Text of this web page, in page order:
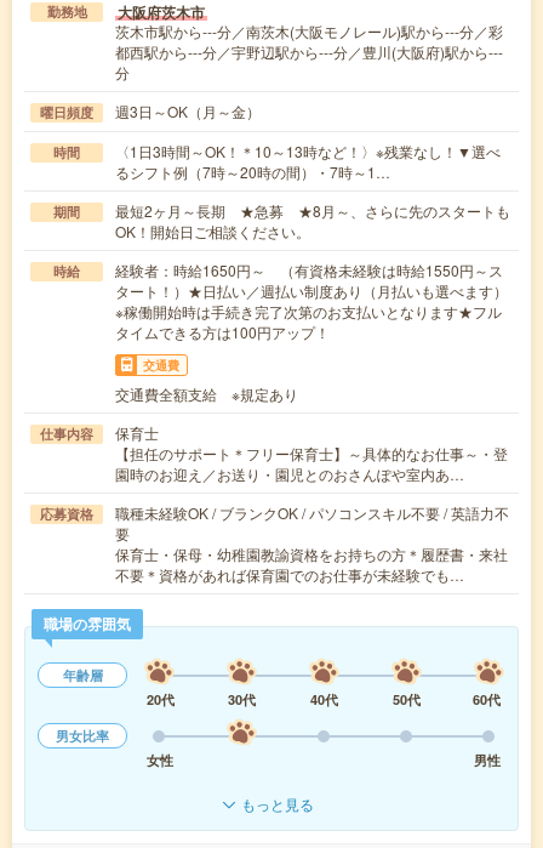
勤務地 大阪府茨木市
茨木市駅から---分／南茨木(大阪モノレール)駅から---分／彩
都西駅から---分／宇野辺駅から---分／豊川(大阪府)駅から---
分
曜日頻度 週3日～OK（月～金）
時間
〈1日3時間～OK！＊10～13時など！〉※残業なし！▼選べ
るシフト例（7時～20時の間）・7時～1…
期間
最短2ヶ月～長期 ★急募 ★8月～、さらに先のスタートも
OK！開始日ご相談ください。
時給
経験者：時給1650円～ （有資格未経験は時給1550円～ス
タート！）★日払い／週払い制度あり（月払いも選べます）
※稼働開始時は手続き完了次第のお支払いとなります★フル
タイムできる方は100円アップ！
交通費
交通費全額支給 ※規定あり
仕事内容
保育士
【担任のサポート＊フリー保育士】～具体的なお仕事～・登
園時のお迎え／お送り・園児とのおさんぽや室内あ…
応募資格
職種未経験OK / ブランクOK / パソコンスキル不要 / 英語力不
要
保育士・保母・幼稚園教諭資格をお持ちの方＊履歴書・来社
不要＊資格があれば保育園でのお仕事が未経験でも…
職場の雰囲気
年齢層
20代
30代 40代 50代
60代
男女比率
女性
男性
もっと見る